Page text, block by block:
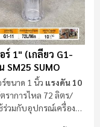
ร์ 1" (เกลียว G1-
SM25 SUMO
ขนาด 1 นิ้ว แรงดัน 10
ราการไหล 72 ลิตร/
ร่วมกับอุปกรณ์เครื่อง